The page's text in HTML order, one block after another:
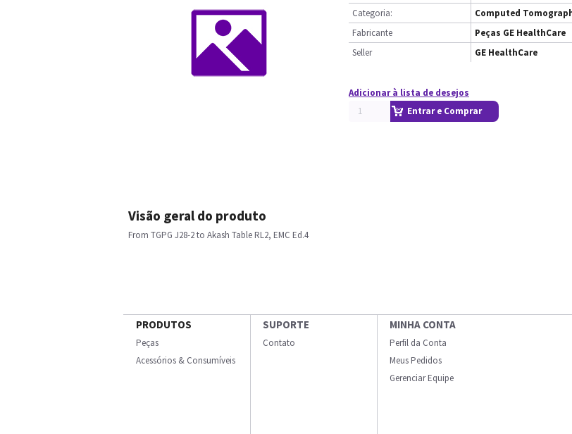
Categoria:
Computed
Fabricante
Peças GE HealthCare
Seller
GE HealthCare
Adicionar à lista de desejos
Entrar e Comprar
Visão geral do produto
From TGPG J28-2 to Akash Table RL2, EMC Ed.4
PRODUTOS
Peças
Acessórios & Consumíveis
SUPORTE
Contato
MINHA CONTA
Perfil da Conta
Meus Pedidos
Gerenciar Equipe